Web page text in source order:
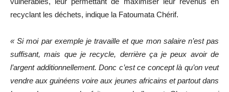
recyclant les déchets, indique la Fatoumata Chérif.
« Si moi par exemple je travaille et que mon salaire n’est pas
suffisant, mais que je recycle, derrière ça je peux avoir de
l’argent additionnellement. Donc c’est ce concept là qu’on veut
vendre aux guinéens voire aux jeunes africains et partout dans